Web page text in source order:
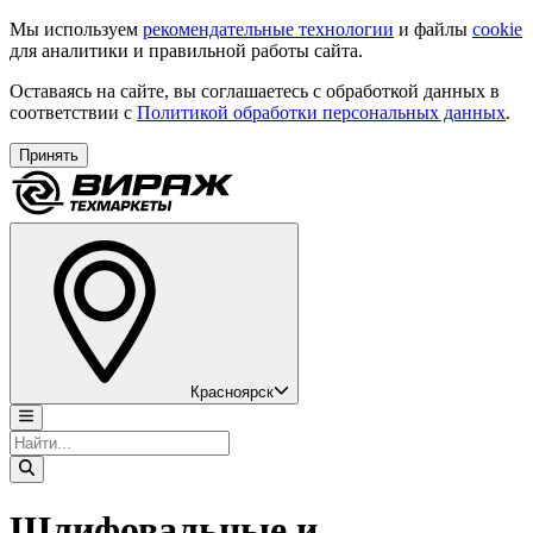
Мы используем рекомендательные технологии и файлы cookie
для аналитики и правильной работы сайта.
Оставаясь на сайте, вы соглашаетесь с обработкой данных в
соответствии с Политикой обработки персональных данных.
Принять
Красноярск